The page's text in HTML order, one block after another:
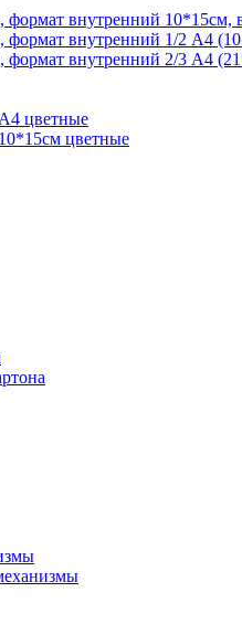
формат внутренний
формат внутренний 1/2 А4
формат внутренний 2/3 А4
цветные
цветные